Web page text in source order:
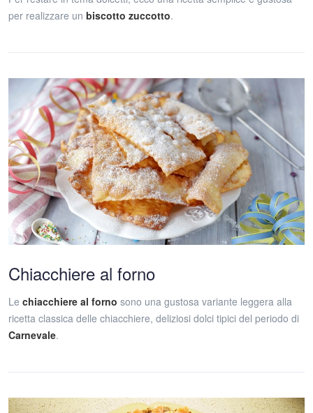
per realizzare un biscotto zuccotto.
Chiacchiere al forno
Le chiacchiere al forno sono una gustosa variante leggera alla
ricetta classica delle chiacchiere, deliziosi dolci tipici del periodo di
Carnevale.